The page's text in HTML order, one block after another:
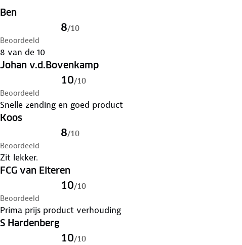
Ben
8/10
Beoordeeld
8 van de 10
Johan v.d.Bovenkamp
10/10
Beoordeeld
Snelle zending en goed product
Koos
8/10
Beoordeeld
Zit lekker.
FCG van Elteren
10/10
Beoordeeld
Prima prijs product verhouding
S Hardenberg
10/10